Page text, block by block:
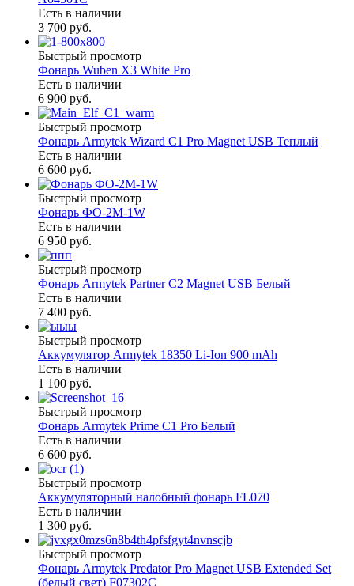
Есть в наличии
3 700 руб.
Быстрый просмотр
Фонарь Wuben X3 White Pro
Есть в наличии
6 900 руб.
Быстрый просмотр
Фонарь Armytek Wizard C1 Pro Magnet USB Теплый
Есть в наличии
6 600 руб.
Быстрый просмотр
Фонарь ФО-2М-1W
Есть в наличии
6 950 руб.
Быстрый просмотр
Фонарь Armytek Partner C2 Magnet USB Белый
Есть в наличии
7 400 руб.
Быстрый просмотр
Аккумулятор Armytek 18350 Li-Ion 900 mAh
Есть в наличии
1 100 руб.
Быстрый просмотр
Фонарь Armytek Prime C1 Pro Белый
Есть в наличии
6 600 руб.
Быстрый просмотр
Аккумуляторный налобный фонарь FL070
Есть в наличии
1 300 руб.
Быстрый просмотр
Фонарь Armytek Predator Pro Magnet USB Extended Set
(белый свет) F07302C